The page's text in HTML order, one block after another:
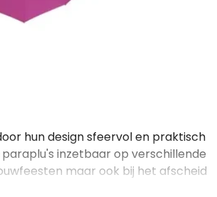
hun design sfeervol en praktisch
inzetbaar op verschillende
maar ook bij het afscheid